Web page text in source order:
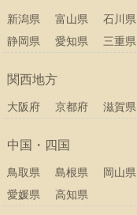
新潟県 富山県 石川県
静岡県
愛知県 三重県
関西地方
大阪府 京都府 滋賀県
中国・四国
鳥取県 島根県 岡山県
愛媛県
高知県